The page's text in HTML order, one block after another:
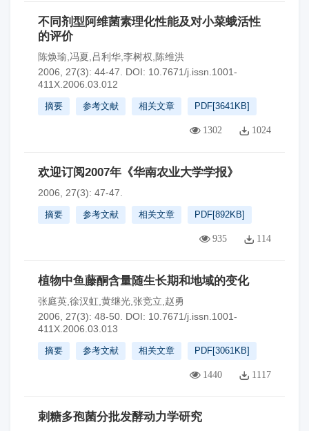
不同剂型阿维菌素理化性能及对小菜蛾活性
的评价
陈焕瑜,冯夏,吕利华,李树权,陈维洪
2006, 27(3): 44-47.
DOI: 10.7671/j.issn.1001-
411X.2006.03.012
摘要 参考文献 相关文章 PDF[3641KB]
1302 1024
欢迎订阅2007年《华南农业大学学报》
2006, 27(3): 47-47.
摘要 参考文献 相关文章 PDF[892KB]
935 114
植物中鱼藤酮含量随生长期和地域的变化
张庭英,徐汉虹,黄继光,张竞立,赵勇
2006, 27(3): 48-50. DOI: 10.7671/j.issn.1001-
411X.2006.03.013
摘要 参考文献 相关文章 PDF[3061KB]
1440 1117
刺糖多孢菌分批发酵动力学研究